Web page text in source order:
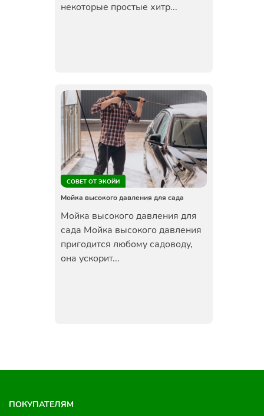
некоторые простые хитр...
СОВЕТ ОТ ЭКОЙИ
Мойка высокого давления для сада
Мойка высокого давления для
сада Мойка высокого давления
пригодится любому садоводу,
она ускорит...
ПОКУПАТЕЛЯМ